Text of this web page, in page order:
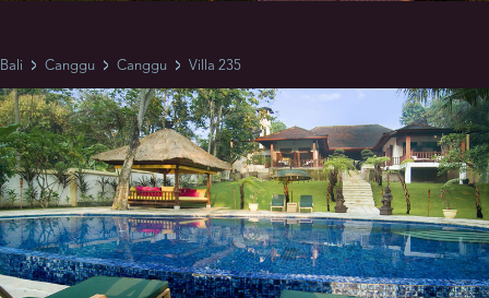
Bali Canggu Canggu Villa 235